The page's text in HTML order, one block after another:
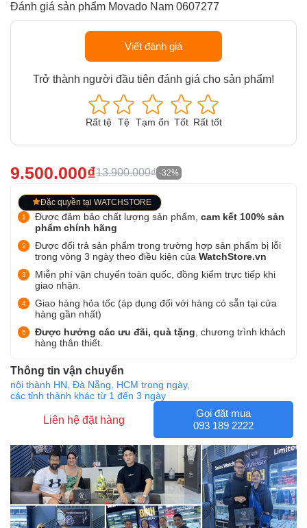
Đánh giá sản phẩm Movado Nam 0607277
Viết đánh giá
Trở thành người đầu tiên đánh giá cho sản phẩm!
Rất tệ Tệ Tạm ổn Tốt Rất tốt
9.500.000₫13.900.000₫ -32%
Đặc quyền tại WATCHSTORE
Được đảm bảo chất lượng sản phẩm, cam kết 100% sản
phẩm chính hãng
Được đổi trả sản phẩm trong trường hợp sản phẩm bị lỗi
trong vòng 3 ngày theo điều kiện của WatchStore.vn
Miễn phí vận chuyển toàn quốc, đồng kiểm trực tiếp khi
giao nhận.
Giao hàng hỏa tốc (áp dụng đối với hàng có sẵn tại cửa
hàng gần nhất)
Được hưởng các ưu đãi, quà tặng , chương trình khách
hàng thân thiết.
Thông tin vận chuyển
nội thành HN, Đà Nẵng, HCM trong ngày,
các tỉnh thành khác từ 1 đến 3 ngày
Liên hệ đặt hàng
Gọi đặt mua
093 189 2222